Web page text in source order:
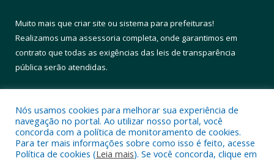
Muito mais que criar site ou sistema para prefeituras!
Realizamos uma assessoria completa, onde garantimos em
contrato que todas as exigências das leis de transparência
pública serão atendidas.
Todos os direitos reservados a Prefeitura Municipal de Altamira.
Nós usamos cookies para melhorar sua experiência de
navegação no portal. Ao utilizar nosso portal, você
concorda com a política de monitoramento de cookies.
Para ter mais informações sobre como isso é feito, acesse
Política de cookies (Leia mais). Se você concorda, clique em